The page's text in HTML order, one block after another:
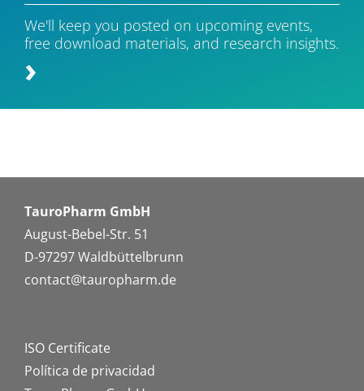
We'll keep you posted on upcoming events,
free download materials, and research insights.
TauroPharm GmbH
August-Bebel-Str. 51
D-97297 Waldbüttelbrunn
contact@tauropharm.de
ISO Certificate
Política de privacidad